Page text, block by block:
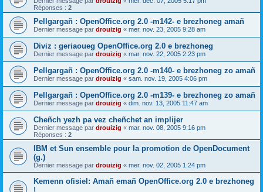
Réponses : 2
Pellgargañ : OpenOffice.org 2.0 -m142- e brezhoneg amañ
Dernier message par drouizig « mer. nov. 23, 2005 9:28 am
Diviz : geriaoueg OpenOffice.org 2.0 e brezhoneg
Dernier message par drouizig « mar. nov. 22, 2005 2:23 pm
Pellgargañ : OpenOffice.org 2.0 -m140- e brezhoneg zo amañ
Dernier message par drouizig « sam. nov. 19, 2005 4:06 pm
Pellgargañ : OpenOffice.org 2.0 -m139- e brezhoneg zo amañ
Dernier message par drouizig « dim. nov. 13, 2005 11:47 am
Cheñch yezh pa vez cheñchet an implijer
Dernier message par drouizig « mar. nov. 08, 2005 9:16 pm
Réponses : 2
IBM et Sun ensemble pour la promotion de OpenDocument
(g.)
Dernier message par drouizig « mer. nov. 02, 2005 1:24 pm
Kemenn ofisiel: Amañ emañ OpenOffice.org 2.0 e brezhoneg
!